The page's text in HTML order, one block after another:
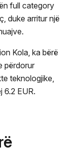
full category
duke arritur një
Kola, ka bërë
përdorur
teknologjike,
6.2 EUR.